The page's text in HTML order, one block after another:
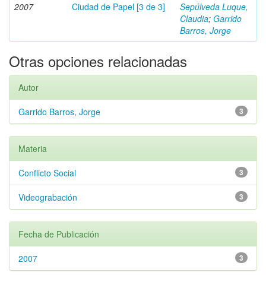
2007
Ciudad de Papel [3 de 3]
Sepúlveda Luque,
Claudia; Garrido
Barros, Jorge
Otras opciones relacionadas
Autor
3
Garrido Barros, Jorge
Materia
3
Conflicto Social
3
Videograbación
Fecha de Publicación
3
2007